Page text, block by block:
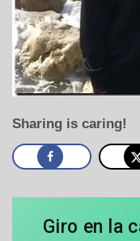
Sharing is caring!
Giro en la